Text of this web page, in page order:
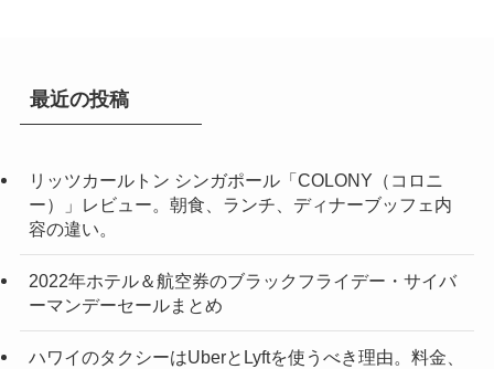
最近の投稿
リッツカールトン シンガポール「COLONY（コロニ
ー）」レビュー。朝食、ランチ、ディナーブッフェ内
容の違い。
2022年ホテル＆航空券のブラックフライデー・サイバ
ーマンデーセールまとめ
ハワイのタクシーはUberとLyftを使うべき理由。料金、